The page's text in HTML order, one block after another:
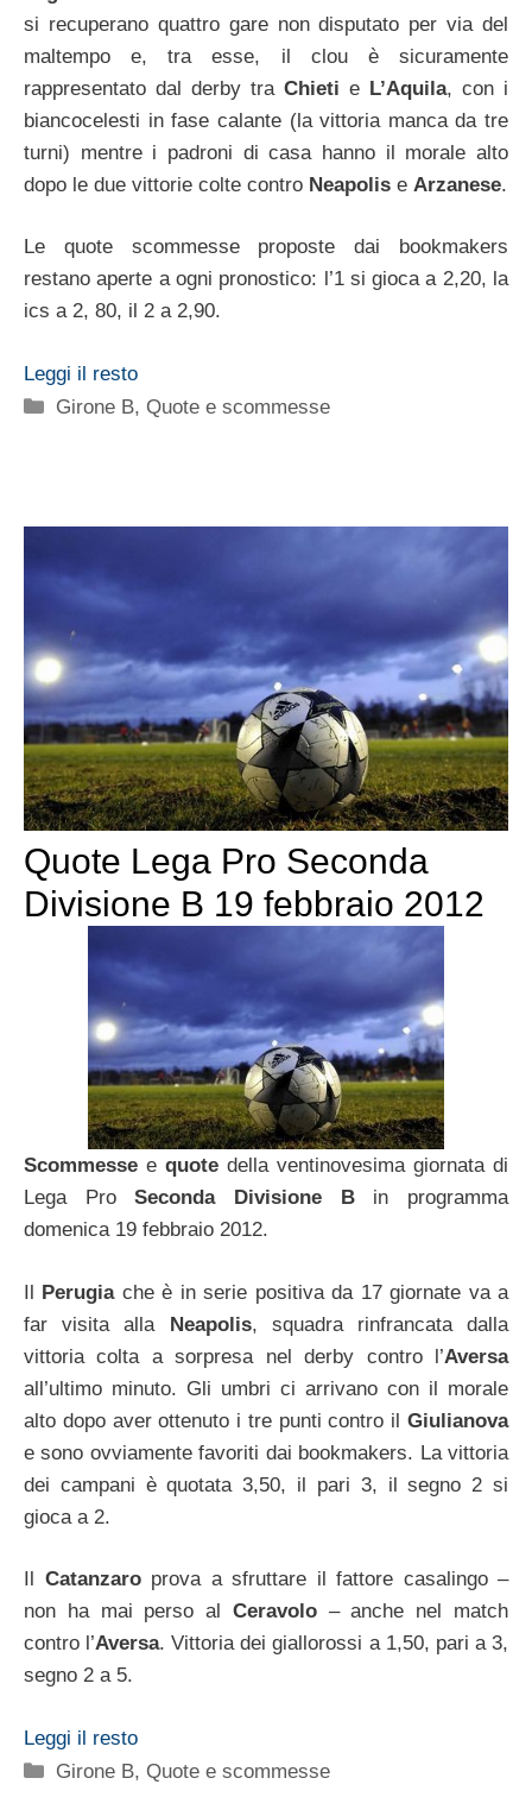
si recuperano quattro gare non disputato per via del
maltempo e, tra esse, il clou è sicuramente
rappresentato dal derby tra Chieti e L’Aquila, con i
biancocelesti in fase calante (la vittoria manca da tre
turni) mentre i padroni di casa hanno il morale alto
dopo le due vittorie colte contro Neapolis e Arzanese.
Le quote scommesse proposte dai bookmakers
restano aperte a ogni pronostico: l’1 si gioca a 2,20, la
ics a 2, 80, il 2 a 2,90.
Leggi il resto
Categorie
Girone B,Quote e scommesse
Quote Lega Pro Seconda
Divisione B 19 febbraio 2012
Scommesse e quote della ventinovesima giornata di
Lega ProSeconda Divisione Bin programma
domenica 19 febbraio 2012.
Il Perugiache è in serie positiva da 17 giornate va a
far visita alla Neapolis, squadra rinfrancata dalla
vittoria colta a sorpresa nel derby contro l’Aversa
all’ultimo minuto. Gli umbri ci arrivano con il morale
alto dopo aver ottenuto i tre punti contro il Giulianova
e sono ovviamente favoriti dai bookmakers. La vittoria
dei campani è quotata 3,50, il pari 3, il segno 2 si
gioca a 2.
Catanzaroprova a sfruttare il fattore casalingo –
non ha mai perso al Ceravolo– anche nel match
contro l’Aversa. Vittoria dei giallorossi a 1,50, pari a 3,
segno 2 a 5.
Leggi il resto
Categorie
Girone B,Quote e scommesse